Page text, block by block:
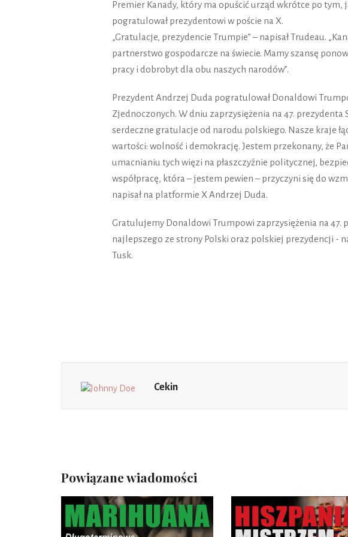
Premier Kanady, który ma opuścić urząd wkrótce po tym,
pogratulował prezydentowi w poście na X.
„Gratulacje, prezydencie Trumpie” – napisał Trudeau.
partnerstwo gospodarcze na świecie. Mamy szansę
pracy i dobrobyt dla obu naszych narodów”.
Prezydent Andrzej Duda pogratulował Donaldowi
Zjednoczonych. W dniu zaprzysiężenia na 47.
serdeczne gratulacje od narodu polskiego. Nasze kraje
wartości: wolność i demokrację. Jestem przekonany, że
umacnianiu tych więzi na płaszczyźnie politycznej,
współpracę, która – jestem pewien – przyczyni się do
napisał na platformie X Andrzej Duda.
Gratulujemy Donaldowi Trumpowi zaprzysiężenia na 47.
najlepszego ze strony Polski oraz polskiej prezydencji -
Tusk.
Cekin
Powiązane wiadomości